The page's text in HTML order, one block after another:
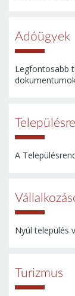
Adóügyek
Legfontosabb
A
Nyúl település
Turizmus